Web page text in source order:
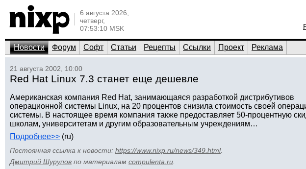
6 августа 2026,
четверг,
07:53:10 MSK
Новости Форум Софт Статьи Рецепты Ссылки Проект Реклама
21 августа 2002, 10:00
Red Hat Linux 7.3 станет еще дешевле
Американская компания Red Hat, занимающаяся разработкой дистрибутивов
операционной системы Linux, на 20 процентов снизила стоимость своей
системы. В настоящее время компания также предоставляет 50-процентную
школам, университетам и другим образовательным учреждениям…
Подробнее>> (ru)
Постоянная ссылка к новости: https://www.nixp.ru/news/349.html.
Дмитрий Шурупов по материалам compulenta.ru